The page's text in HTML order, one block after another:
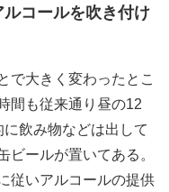
コールを吹き付け
で大きく変わったとこ
間も従来通り昼の12
飲み物などは出して
ビールが置いてある。
従いアルコールの提供